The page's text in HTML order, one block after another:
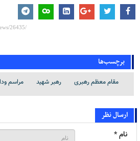
برچسب‌ها
مقام معظم رهبری رهبر شهید مراسم
ارسال نظر
نام *